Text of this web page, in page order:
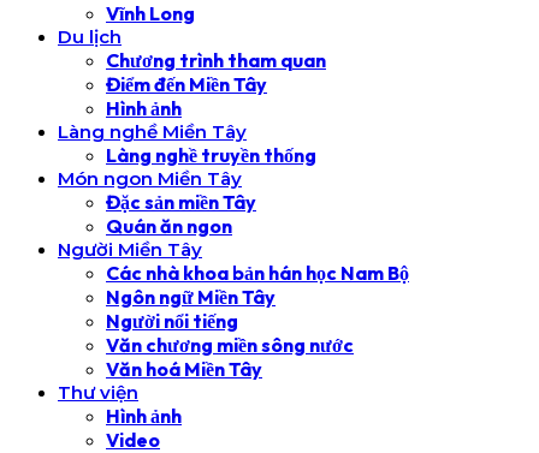
Vĩnh Long
Du lịch
Chương trình tham quan
Điểm đến Miền Tây
Hình ảnh
Làng nghề Miền Tây
Làng nghề truyền thống
Món ngon Miền Tây
Đặc sản miền Tây
Quán ăn ngon
Người Miền Tây
Các nhà khoa bản hán học Nam Bộ
Ngôn ngữ Miền Tây
Người nổi tiếng
Văn chương miền sông nước
Văn hoá Miền Tây
Thư viện
Hình ảnh
Video